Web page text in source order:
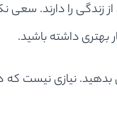
زندگی را دارند.
بهتری داشته باشید.
نیازی نیست که